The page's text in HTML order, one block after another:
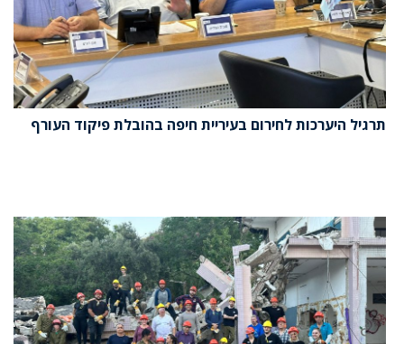
תרגיל היערכות לחירום בעיריית חיפה בהובלת פיקוד העורף